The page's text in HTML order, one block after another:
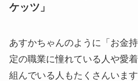
ケッツ 」
あすかちゃんのように「お金
定の職業に憧れている人や愛
組んでいる人もたくさんいます